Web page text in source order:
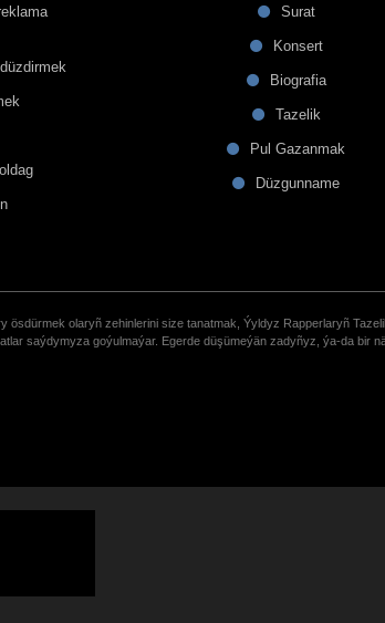
Surat
Konsert
Biografia
Tazelik
Pul Gazanmak
Düzgunname
ösdürmek olaryñ zehinlerini size tanatmak, Ýyldyz Rapperlaryñ
saýdymyza goýulmaýar. Egerde düşümeýän zadyñyz, ýa-da